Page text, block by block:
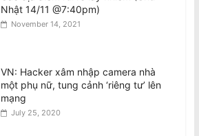
Sydney, đối mặt các cuộc biểu tình
khắp Úc
Tổng Bí thư kiêm Chủ tịch nước Tô
Lâm đến Sydney tối 9/8, bắt đầu
chuyến thăm Úc
August 10, 2026
Nhật 14/11 @7:40pm)
November 14, 2021
VN: Hacker xâm nhập camera nhà
một phụ nữ, tung cảnh ‘riêng tư’ lên
mạng
July 25, 2020